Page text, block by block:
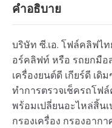
คำอธิบาย
บริษัท ซี.เอ. โฟล์คลิฟไ
อร์คลิฟท์ หรือ รถยกมือ
เครื่องยนต์ดี เกียร์ดี เดิ
ทำการตรวจเช็ครถโฟ
พร้อมเปลี่ยนอะไหล่สิ้นเ
กรองเครื่อง กรองอาก